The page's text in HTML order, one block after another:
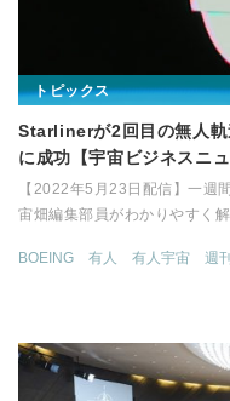
トピックス
Starlinerが2回目の無人軌
に成功【宇宙ビジネスニュ
【2022年5月23日配信】一週
宙畑編集部員がわかりやすく解
BOEING 有人 有人宇宙 週